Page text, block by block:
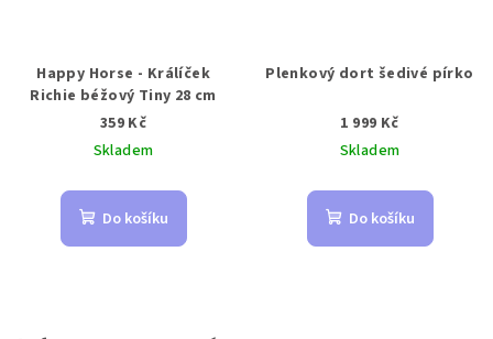
Happy Horse - Králíček
Richie béžový Tiny 28 cm
359 Kč
Skladem
Do košíku
Plenkový dort šedivé pírko
1 999 Kč
Skladem
Do košíku